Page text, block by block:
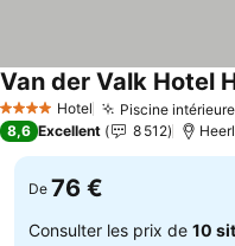
4 Étoiles Hotel Piscine
Van der Valk Hotel
8,6 Excellent 8 512
De 76 €
Consulter les prix de 10